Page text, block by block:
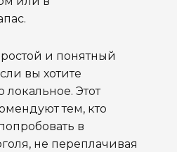
и понятный
вы хотите
локальное. Этот
тем, кто
в
не переплачивая